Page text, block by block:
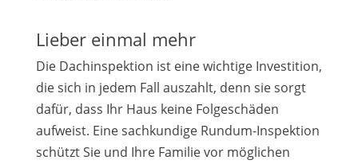
Lieber einmal mehr
Die Dachinspektion ist eine wichtige Investition,
die sich in jedem Fall auszahlt, denn sie sorgt
dafür, dass Ihr Haus keine Folgeschäden
aufweist. Eine sachkundige Rundum-Inspektion
schützt Sie und Ihre Familie vor möglichen